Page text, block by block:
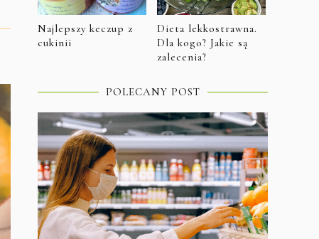
Najlepszy keczup z
cukinii
Dieta lekkostrawna.
Dla kogo? Jakie są
zalecenia?
POLECANY POST